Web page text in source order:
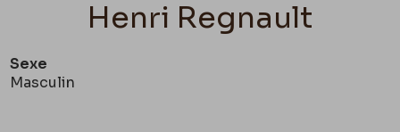
Henri Regnault
Sexe
Masculin